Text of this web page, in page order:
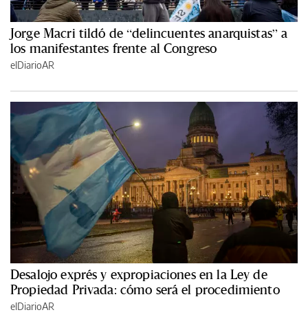
Jorge Macri tildó de “delincuentes anarquistas” a
los manifestantes frente al Congreso
elDiarioAR
Desalojo exprés y expropiaciones en la Ley de
Propiedad Privada: cómo será el procedimiento
elDiarioAR